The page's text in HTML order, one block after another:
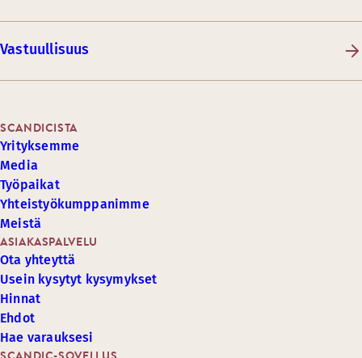
Vastuullisuus
ASIAKASPALVELU
Ota yhteyttä
Usein kysytyt kysymykset
Hinnat
Ehdot
Hae varauksesi
SCANDICISTA
Yrityksemme
Media
Työpaikat
Yhteistyökumppanimme
Meistä